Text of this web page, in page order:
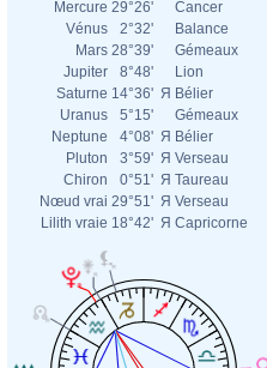
Mercure 29°26'
Cancer
Vénus
2°32'
Balance
Mars 28°39'
Gémeaux
Jupiter
8°48'
Lion
Saturne 14°36' Я Bélier
Uranus
5°15'
Gémeaux
Neptune
4°08' Я Bélier
Pluton
3°59' Я Verseau
Chiron
0°51' Я Taureau
Nœud vrai 29°51' Я Verseau
Lilith vraie 18°42' Я Capricorne